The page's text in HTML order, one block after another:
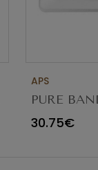
APS
PURE
BRANCA
30.75€